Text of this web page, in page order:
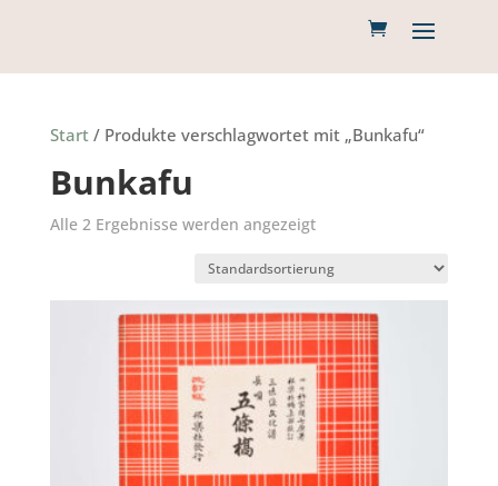
Start/ Produkte verschlagwortet mit „Bunkafu“
Bunkafu
Alle 2 Ergebnisse werden angezeigt